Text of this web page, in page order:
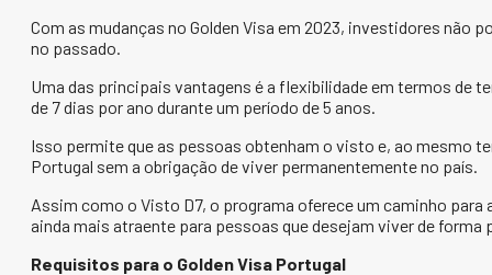
Com as mudanças no Golden Visa em 2023, investidores
no passado.
Uma das principais vantagens é a flexibilidade em termos de
de 7 dias por ano durante um período de 5 anos.
Isso permite que as pessoas obtenham o visto e, ao mesmo
Portugal sem a obrigação de viver permanentemente no país.
Assim como o Visto D7, o programa oferece um caminho
ainda mais atraente para pessoas que desejam viver de forma
Requisitos para o Golden Visa Portugal